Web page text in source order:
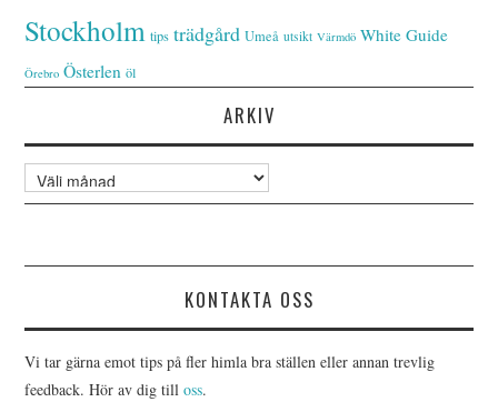
Stockholm tips trädgård Umeå utsikt Värmdö White Guide
Örebro Österlen öl
ARKIV
Arkiv
KONTAKTA OSS
Vi tar gärna emot tips på fler himla bra ställen eller annan trevlig
feedback. Hör av dig tilloss.